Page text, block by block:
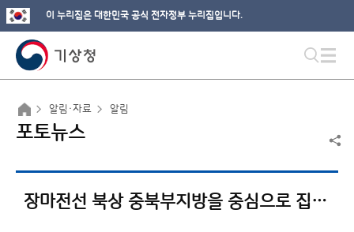
이 누리집은 대한민국 공식 전자정부 누리집입니다.
알림·자료 알림
포토뉴스
장마전선 북상 중북부지방을 중심으로 집중호우